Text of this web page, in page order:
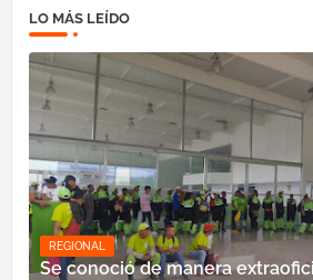
LO MÁS LEÍDO
REGIONAL
Se conoció de manera